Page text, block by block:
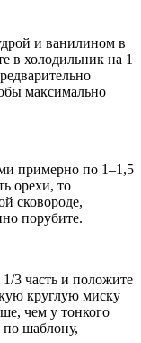
и ванилином в
в холодильник на 1
максимально
примерно по 1–1,5
орехи, то
сковороде,
порубите.
3 часть и положите
круглую миску
чем у тонкого
шаблону,